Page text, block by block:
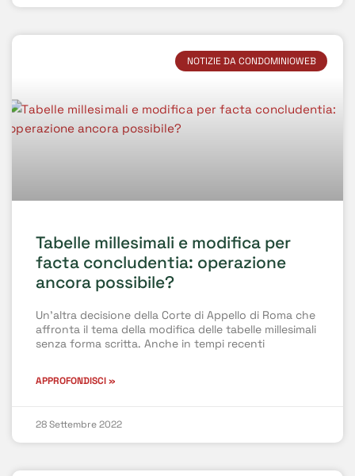
NOTIZIE DA CONDOMINIOWEB
Tabelle millesimali e modifica per
facta concludentia: operazione
ancora possibile?
Un’altra decisione della Corte di Appello di Roma che
affronta il tema della modifica delle tabelle millesimali
senza forma scritta. Anche in tempi recenti
APPROFONDISCI »
28 Settembre 2022